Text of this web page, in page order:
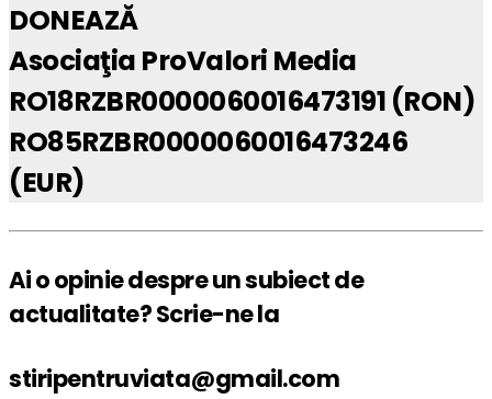
DONEAZĂ
Asociaţia ProValori Media
RO18RZBR0000060016473191 (RON)
RO85RZBR0000060016473246
(EUR)
Ai o opinie despre un subiect de
actualitate? Scrie-ne la
stiripentruviata@gmail.com